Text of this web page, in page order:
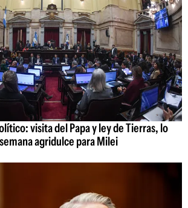
visita del Papa y ley de Tierras, lo
agridulce para Milei